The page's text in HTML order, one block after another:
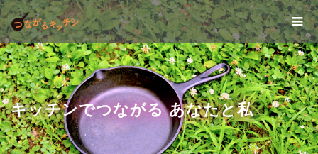
キッチンでつながる あなたと私